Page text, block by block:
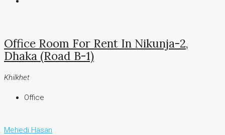
Office Room For Rent In Nikunja-2,
Dhaka (Road B-1)
Khilkhet
Office
Mehedi Hasan